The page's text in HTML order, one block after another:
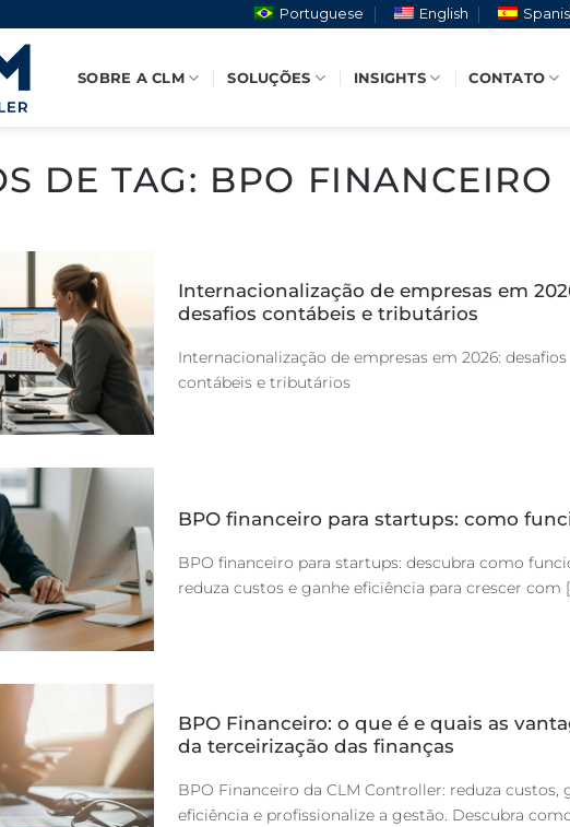
Portuguese English
SOBRE A CLM SOLUÇÕES INSIGHTS CONTATO
DE TAG: BPO FINANCEIRO
Internacionalização de empresas em
desafios contábeis e tributários
Internacionalização de empresas em 2026: desafios
contábeis e tributários
BPO financeiro para startups: como
BPO financeiro para startups: descubra como
reduza custos e ganhe eficiência para crescer com
BPO Financeiro: o que é e quais as
da terceirização das finanças
BPO Financeiro da CLM Controller: reduza custos,
eficiência e profissionalize a gestão. Descubra